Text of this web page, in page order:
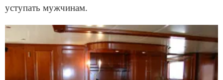
уступать мужчинам.